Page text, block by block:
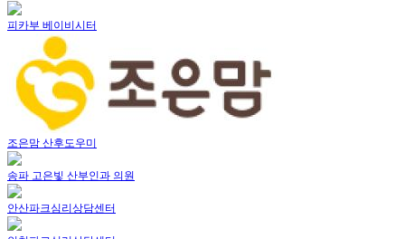
피카부 베이비시터
조은맘 산후도우미
송파 고은빛 산부인과 의원
안산파크심리상담센터